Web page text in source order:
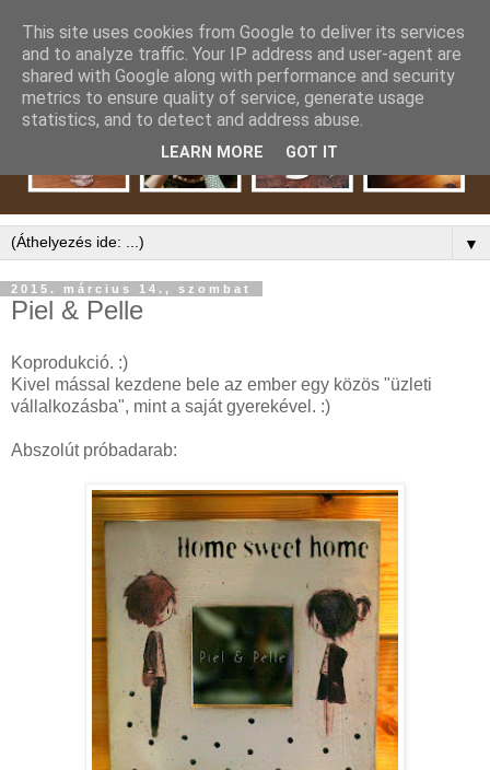
▼
2015. március 14., szombat
Piel & Pelle
Koprodukció. :)
Kivel mással kezdene bele az ember egy közös "üzleti
vállalkozásba", mint a saját gyerekével. :)
Abszolút próbadarab:
This site uses cookies from Google to deliver its services
and to analyze traffic. Your IP address and user-agent are
shared with Google along with performance and security
metrics to ensure quality of service, generate usage
statistics, and to detect and address abuse.
LEARN MORE GOT IT